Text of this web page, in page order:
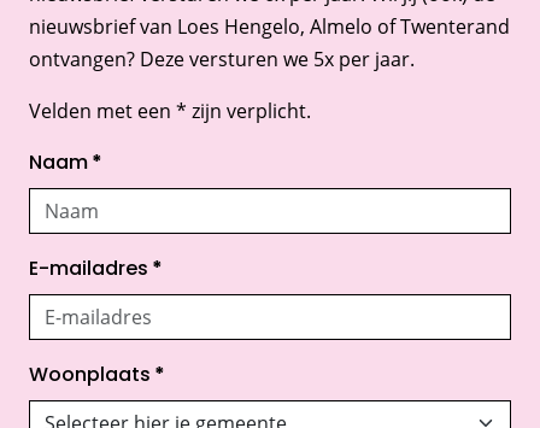
nieuwsbrief van Loes Hengelo, Almelo of Twenterand
ontvangen? Deze versturen we 5x per jaar.
Velden met een * zijn verplicht.
Naam *
E-mailadres *
Woonplaats *